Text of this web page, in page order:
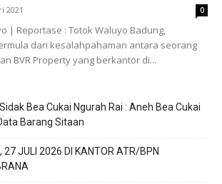
2021 0
| Reportase : Totok Waluyo Badung,
dari kesalahpahaman antara seorang
BVR Property yang berkantor di...
Bea Cukai Ngurah Rai : Aneh Bea Cukai
Barang Sitaan
27 JULI 2026 DI KANTOR ATR/BPN